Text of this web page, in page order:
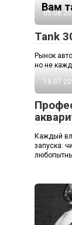
Вам
Tank
Рынок
но не
Каждый
запуска: